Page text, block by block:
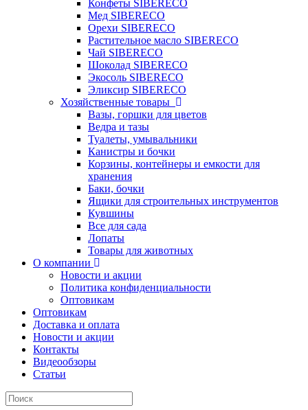
Конфеты SIBERECO
Мед SIBERECO
Орехи SIBERECO
Растительное масло SIBERECO
Чай SIBERECO
Шоколад SIBERECO
Экосоль SIBERECO
Эликсир SIBERECO
Хозяйственные товары
Вазы, горшки для цветов
Ведра и тазы
Туалеты, умывальники
Канистры и бочки
Корзины, контейнеры и емкости для
хранения
Баки, бочки
Ящики для строительных инструментов
Кувшины
Все для сада
Лопаты
Товары для животных
О компании
Новости и акции
Политика конфиденциальности
Оптовикам
Оптовикам
Доставка и оплата
Новости и акции
Контакты
Видеообзоры
Статьи